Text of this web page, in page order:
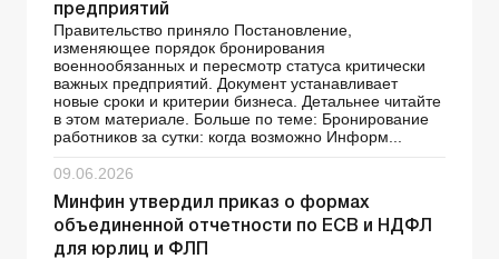
предприятий
Правительство приняло Постановление,
изменяющее порядок бронирования
военнообязанных и пересмотр статуса критически
важных предприятий. Документ устанавливает
новые сроки и критерии бизнеса. Детальнее читайте
в этом материале. Больше по теме: Бронирование
работников за сутки: когда возможно Информ...
09.06.2026
Минфин утвердил приказ о формах
объединенной отчетности по ЕСВ и НДФЛ
для юрлиц и ФЛП